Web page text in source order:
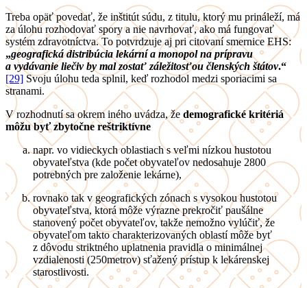
Treba opäť povedať, že inštitút súdu, z titulu, ktorý mu prináleží, má
za úlohu rozhodovať spory a nie navrhovať, ako má fungovať
systém zdravotníctva. To potvrdzuje aj pri citovaní smernice EHS:
„geografická distribúcia lekární a monopol na prípravu
a vydávanie liečiv by mal zostať záležitosťou členských štátov.“
[29] Svoju úlohu teda splnil, keď rozhodol medzi sporiacimi sa
stranami.
V rozhodnutí sa okrem iného uvádza, že demografické kritériá
môžu byť zbytočne reštriktívne
napr. vo vidieckych oblastiach s veľmi nízkou hustotou
obyvateľstva (kde počet obyvateľov nedosahuje 2800
potrebných pre založenie lekárne),
rovnako tak v geografických zónach s vysokou hustotou
obyvateľstva, ktorá môže výrazne prekročiť paušálne
stanovený počet obyvateľov, takže nemožno vylúčiť, že
obyvateľom takto charakterizovaných oblastí môže byť
z dôvodu striktného uplatnenia pravidla o minimálnej
vzdialenosti (250metrov) sťažený prístup k lekárenskej
starostlivosti.